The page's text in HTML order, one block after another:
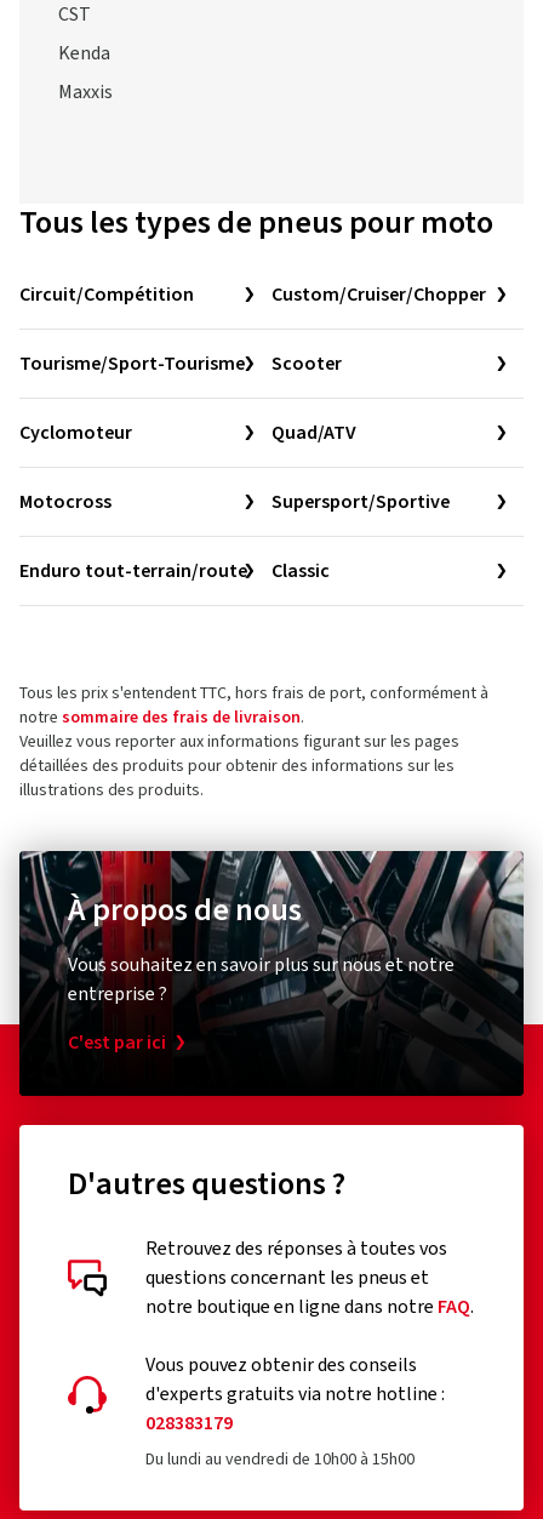
CST
Kenda
Maxxis
Tous les types de pneus pour moto
Circuit/Compétition Custom/Cruiser/Chopper
Tourisme/Sport-Tourisme Scooter
Cyclomoteur Quad/ATV
Motocross Supersport/Sportive
Enduro tout-terrain/route Classic
Tous les prix s'entendent TTC, hors frais de port, conformément à
notre sommaire des frais de livraison.
Veuillez vous reporter aux informations figurant sur les pages
détaillées des produits pour obtenir des informations sur les
illustrations des produits.
À propos de nous
Vous souhaitez en savoir plus sur nous et notre
entreprise ?
C'est par ici
D'autres questions ?
Retrouvez des réponses à toutes vos
questions concernant les pneus et
notre boutique en ligne dans notre FAQ.
Vous pouvez obtenir des conseils
d'experts gratuits via notre hotline :
028383179
Du lundi au vendredi de 10h00 à 15h00